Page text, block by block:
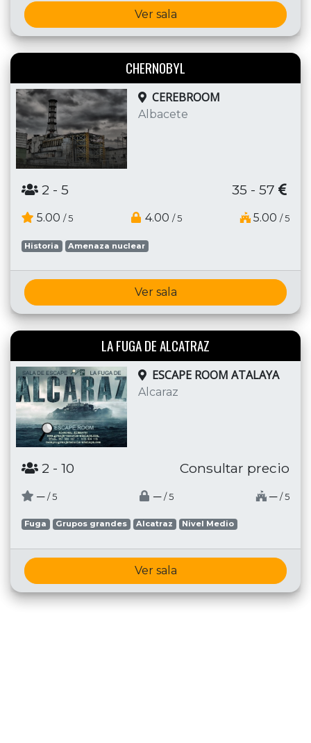
Ver sala
CHERNOBYL
CEREBROOM
Albacete
2 - 5 35 - 57
5.00 / 5 4.00 / 5 5.00 / 5
Historia Amenaza nuclear
Ver sala
LA FUGA DE ALCATRAZ
ESCAPE ROOM ATALAYA
Alcaraz
2 - 10 Consultar precio
─ / 5 ─ / 5 ─ / 5
Fuga Grupos grandes Alcatraz Nivel Medio
Ver sala